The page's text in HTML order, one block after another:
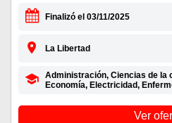
Finalizó el 03/11/2025
La Libertad
Administración, Ciencias de la
Economía, Electricidad,
Ver